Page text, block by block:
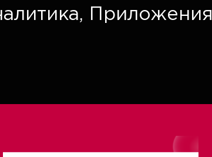
, Приложения